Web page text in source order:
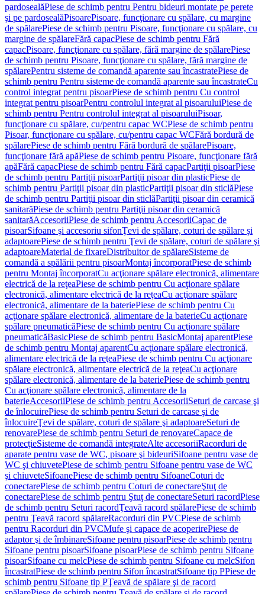
pardosealăPiese de schimb pentru Pentru bideuri montate pe perete
şi pe pardosealăPisoarePisoare, funcţionare cu spălare, cu margine
de spălarePiese de schimb pentru Pisoare, funcţionare cu spălare, cu
margine de spălareFără capacPiese de schimb pentru Fără
capacPisoare, funcţionare cu spălare, fără margine de spălarePiese
de schimb pentru Pisoare, funcţionare cu spălare, fără margine de
spălarePentru sisteme de comandă aparente sau încastratePiese de
schimb pentru Pentru sisteme de comandă aparente sau încastrateCu
control integrat pentru pisoarPiese de schimb pentru Cu control
integrat pentru pisoarPentru controlul integrat al pisoaruluiPiese de
schimb pentru Pentru controlul integrat al pisoaruluiPisoar,
funcţionare cu spălare, cu/pentru capac WCPiese de schimb pentru
Pisoar, funcţionare cu spălare, cu/pentru capac WCFără bordură de
spălarePiese de schimb pentru Fără bordură de spălarePisoare,
funcţionare fără apăPiese de schimb pentru Pisoare, funcţionare fără
apăFără capacPiese de schimb pentru Fără capacPartiţii pisoarPiese
de schimb pentru Partiţii pisoarPartiţii pisoar din plasticPiese de
schimb pentru Partiţii pisoar din plasticPartiţii pisoar din sticlăPiese
de schimb pentru Partiţii pisoar din sticlăPartiţii pisoar din ceramică
sanitarăPiese de schimb pentru Partiţii pisoar din ceramică
sanitarăAccesoriiPiese de schimb pentru AccesoriiCapac de
pisoarSifoane şi accesoriu sifonŢevi de spălare, coturi de spălare şi
adaptoarePiese de schimb pentru Ţevi de spălare, coturi de spălare şi
adaptoareMaterial de fixareDistribuitor de spălareSisteme de
comandă a spălării pentru pisoarMontaj încorporatPiese de schimb
pentru Montaj încorporatCu acţionare spălare electronică, alimentare
electrică de la reţeaPiese de schimb pentru Cu acţionare spălare
electronică, alimentare electrică de la reţeaCu acţionare spălare
electronică, alimentare de la bateriePiese de schimb pentru Cu
acţionare spălare electronică, alimentare de la baterieCu acţionare
spălare pneumaticăPiese de schimb pentru Cu acţionare spălare
pneumaticăBasicPiese de schimb pentru BasicMontaj aparentPiese
de schimb pentru Montaj aparentCu acţionare spălare electronică,
alimentare electrică de la reţeaPiese de schimb pentru Cu acţionare
spălare electronică, alimentare electrică de la reţeaCu acţionare
spălare electronică, alimentare de la bateriePiese de schimb pentru
Cu acţionare spălare electronică, alimentare de la
baterieAccesoriiPiese de schimb pentru AccesoriiSeturi de carcase şi
de înlocuirePiese de schimb pentru Seturi de carcase şi de
înlocuireŢevi de spălare, coturi de spălare şi adaptoareSeturi de
renovarePiese de schimb pentru Seturi de renovareCapace de
protecţieSisteme de comandă integrateAlte accesoriiRacorduri de
aparate pentru vase de WC, pisoare şi bideuriSifoane pentru vase de
WC şi chiuvetePiese de schimb pentru Sifoane pentru vase de WC
şi chiuveteSifoanePiese de schimb pentru SifoaneCoturi de
conectarePiese de schimb pentru Coturi de conectareŞtuţ de
conectarePiese de schimb pentru Ştuţ de conectareSeturi racordPiese
de schimb pentru Seturi racordŢeavă racord spălarePiese de schimb
pentru Ţeavă racord spălareRacorduri din PVCPiese de schimb
pentru Racorduri din PVCMufe şi capace de acoperirePiese de
adaptor şi de îmbinareSifoane pentru pisoarPiese de schimb pentru
Sifoane pentru pisoarSifoane pisoarPiese de schimb pentru Sifoane
pisoarSifoane cu melcPiese de schimb pentru Sifoane cu melcSifon
încastratPiese de schimb pentru Sifon încastratSifoane tip PPiese de
schimb pentru Sifoane tip PŢeavă de spălare şi de racord